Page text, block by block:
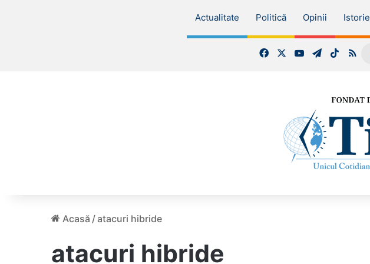
Actualitate Politică Opinii Istorie
FacebookYouTubeTelegram
TikTokRSS
Acasă /atacuri hibride
atacuri hibride